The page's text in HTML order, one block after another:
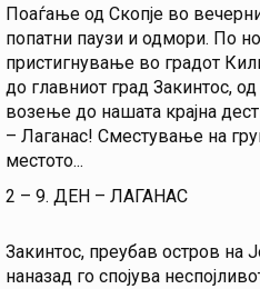
Поаѓање од Скопје во
попатни паузи и одмори. По
пристигнување во градот
до главниот град Закинтос,
возење до нашата крајна
– Лаганас! Сместување на
местото...
2 – 9. ДЕН – ЛАГАНАС
Закинтос, преубав остров на
наназад го спојува